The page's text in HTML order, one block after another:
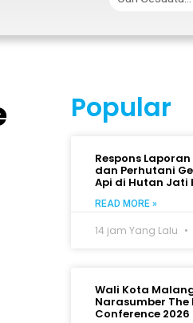
Popular
Respons Laporan
dan Perhutani
Api di Hutan Jati
READ MORE »
14 jam Yang Lalu
Wali Kota
Narasumber
Conference 2026